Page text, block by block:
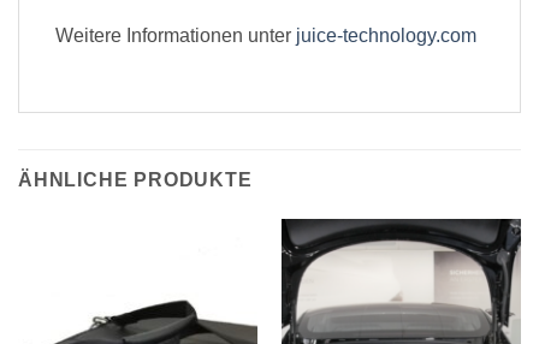
Weitere Informationen unter juice-technology.com
ÄHNLICHE PRODUKTE